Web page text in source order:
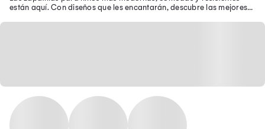
están aquí. Con diseños que les encantarán, descubre las mejores